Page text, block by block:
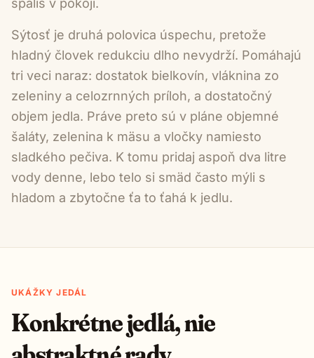
spáliš v pokoji.
Sýtosť je druhá polovica úspechu, pretože
hladný človek redukciu dlho nevydrží. Pomáhajú
tri veci naraz: dostatok bielkovín, vláknina zo
zeleniny a celozrnných príloh, a dostatočný
objem jedla. Práve preto sú v pláne objemné
šaláty, zelenina k mäsu a vločky namiesto
sladkého pečiva. K tomu pridaj aspoň dva litre
vody denne, lebo telo si smäd často mýli s
hladom a zbytočne ťa to ťahá k jedlu.
UKÁŽKY JEDÁL
Konkrétne jedlá, nie